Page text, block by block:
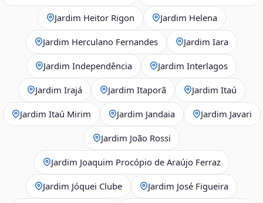
Jardim Heitor Rigon Jardim Helena
Jardim Herculano Fernandes Jardim Iara
Jardim Independência Jardim Interlagos
Jardim Irajá Jardim Itaporã Jardim Itaú
Jardim Itaú Mirim Jardim Jandaia Jardim Javari
Jardim João Rossi
Jardim Joaquim Procópio de Araújo Ferraz
Jardim Jóquei Clube Jardim José Figueira